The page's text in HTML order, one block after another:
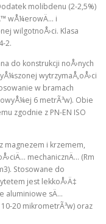
molibdenu (2-2,5%)
wÅ¼erowÄ… i
wilgotnoÅ›ci. Klasa
2.
do konstrukcji noÅ›nych
wytrzymaÅ‚oÅ›ci
w bramach
6 metrÃ³w). Obie
zgodnie z PN-EN ISO
magnezem i krzemem,
mechanicznÄ… (Rm
Stosowane do
jest lekkoÅ›Ä‡
aluminiowe sÄ…
20 mikrometrÃ³w) oraz